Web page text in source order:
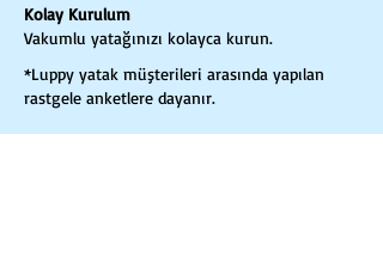
Kolay Kurulum
Vakumlu yatağınızı kolayca kurun.
*Luppy yatak müşterileri arasında yapılan
rastgele anketlere dayanır.